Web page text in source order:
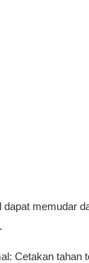
dapat memudar
Cetakan tahan